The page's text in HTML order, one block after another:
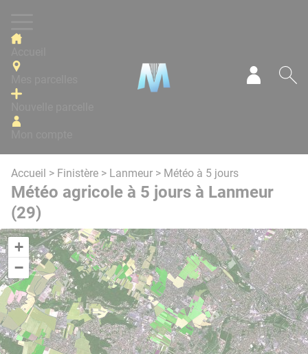
Accueil > Finistère > Lanmeur > Météo à 5 jours
Météo agricole à 5 jours à Lanmeur
(29)
+
−